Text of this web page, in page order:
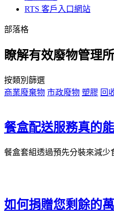
RTS 客戶入口網站
部落格
瞭解有效廢物管理
按類別篩選
商業廢棄物 市政廢物 塑膠 回
餐盒配送服務真的
餐盒套組透過預先分裝來減少
如何捐贈您剩餘的